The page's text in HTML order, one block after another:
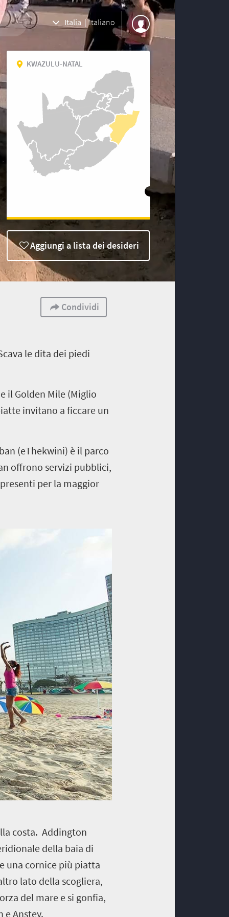
Italia | Italiano
KWAZULU-NATAL
Aggiungi a lista dei desideri
Condividi
le dita dei piedi
il Golden Mile (Miglio
invitano a ficcare un
(eThekwini) è il parco
offrono servizi pubblici,
per la maggior
costa. Addington
della baia di
una cornice più piatta
lato della scogliera,
del mare e si gonfia,
e Anstey.